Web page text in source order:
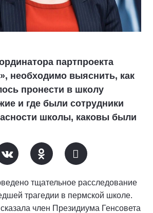
партпроекта
необходимо выяснить, как
пронести в школу
и где были сотрудники
школы, каковы были
тщательное расследование
трагедии в пермской школе.
член Президиума Генсовета